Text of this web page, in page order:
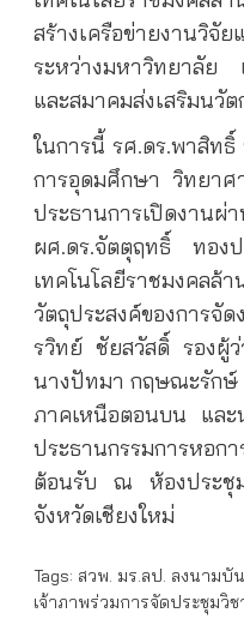
สร้างเครือข่ายงานวิจัย
ระหว่างมหาวิทยาลัย
และสมาคมส่งเสริมนวั
ในการนี้ รศ.ดร.พาสิทธิ์
การอุดมศึกษา วิทยาศ
ประธานการเปิดง
ผศ.ดร.จัตตุฤทธิ์ ทอง
เทคโนโลยีราชมง
วัตถุประสงค์ของการจั
รวิทย์ ชัยสวัสดิ์ รองผู้ว่
นางปัทมา กฤษณะรักษ์
ภาคเหนือตอนบน แล
ประธานกรรมการหอก
ต้อนรับ ณ ห้องประชุม
จังหวัดเชียงใหม่
Tags: สวพ. มร.ลป. ลงนามบั
เจ้าภาพร่วมการจัดประชุมวิ